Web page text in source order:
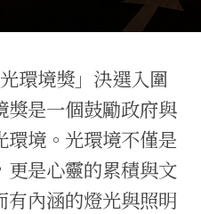
環境獎」決選入圍
獎是一個鼓勵政府與
環境。光環境不僅是
更是心靈的累積與文
有內涵的燈光與照明